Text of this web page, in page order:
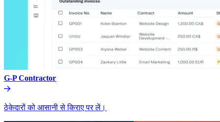
G-P Contractor​​
ठेकेदारों को आसानी से किराए पर लें।​​